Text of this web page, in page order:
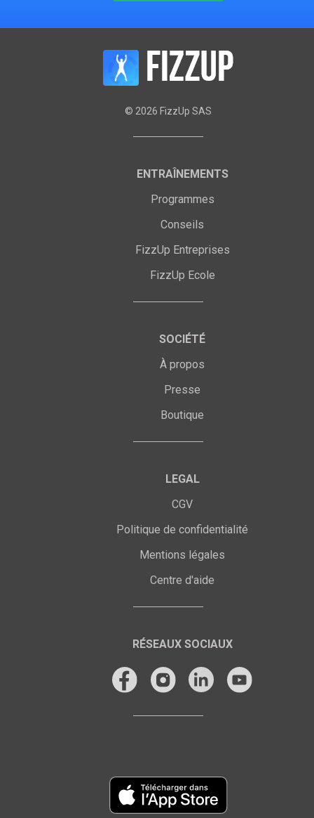
© 2026 FizzUp SAS
ENTRAÎNEMENTS
Programmes
Conseils
FizzUp Entreprises
FizzUp Ecole
SOCIÉTÉ
À propos
Presse
Boutique
LEGAL
CGV
Politique de confidentialité
Mentions légales
Centre d'aide
RÉSEAUX SOCIAUX